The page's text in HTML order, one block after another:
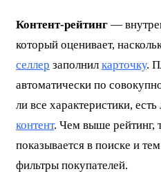
Контент-рейтинг —
который оценивает,
селлер заполнил карточку.
автоматически по
ли все характеристики,
контент. Чем выше рейтинг,
показывается в поиске и
фильтры покупателей.